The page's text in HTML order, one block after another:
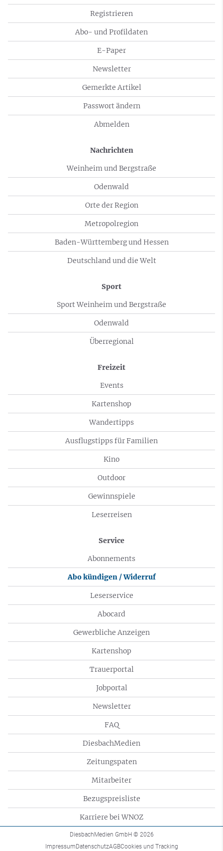
Registrieren
Abo- und Profildaten
E-Paper
Newsletter
Gemerkte Artikel
Passwort ändern
Abmelden
Nachrichten
Weinheim und Bergstraße
Odenwald
Orte der Region
Metropolregion
Baden-Württemberg und Hessen
Deutschland und die Welt
Sport
Sport Weinheim und Bergstraße
Odenwald
Überregional
Freizeit
Events
Kartenshop
Wandertipps
Ausflugstipps für Familien
Kino
Outdoor
Gewinnspiele
Leserreisen
Service
Abonnements
Abo kündigen / Widerruf
Leserservice
Abocard
Gewerbliche Anzeigen
Kartenshop
Trauerportal
Jobportal
Newsletter
FAQ
DiesbachMedien
Zeitungspaten
Mitarbeiter
Bezugspreisliste
Karriere bei WNOZ
DiesbachMedien GmbH © 2026
ImpressumDatenschutzAGBCookies und Tracking